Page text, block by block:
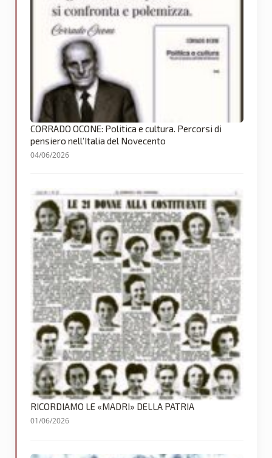
CORRADO OCONE: Politica e cultura. Percorsi di
pensiero nell’Italia del Novecento
04/06/2026
RICORDIAMO LE «MADRI» DELLA PATRIA
01/06/2026